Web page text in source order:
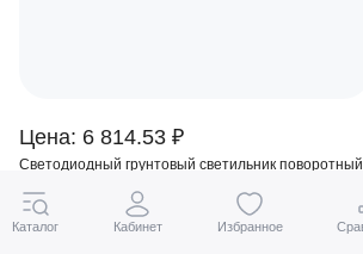
Цена: 6 814.53 ₽
Светодиодный грунтовый светильник поворотный
LS, 220V, IP65, 12W
Каталог Кабинет Избранное